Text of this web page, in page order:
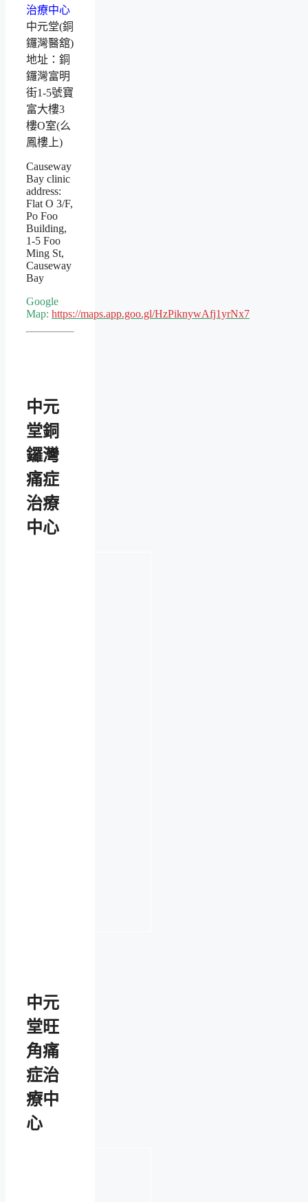
中元堂(銅
鑼灣醫舘)
地址：銅
鑼灣富明
街1-5號寶
富大樓3
樓O室(么
鳳樓上)
Causeway
Bay clinic
address:
Flat O 3/F,
Po Foo
Building,
1-5 Foo
Ming St,
Causeway
Bay
Google
Map: https://maps.app.goo.gl/HzPiknywAfj1yrNx7
中元
堂銅
鑼灣
痛症
治療
中心
中元
堂旺
角痛
症治
療中
心